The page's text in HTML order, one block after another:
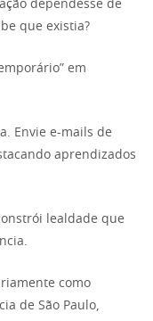
dependesse de
que existia?
em
Envie e-mails de
aprendizados
lealdade que
como
de São Paulo,